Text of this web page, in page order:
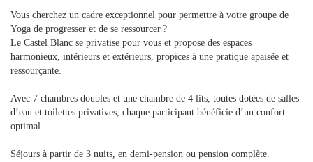
Vous cherchez un cadre exceptionnel pour permettre à votre groupe de
Yoga de progresser et de se ressourcer ?
Le Castel Blanc se privatise pour vous et propose des espaces
harmonieux, intérieurs et extérieurs, propices à une pratique apaisée et
ressourçante.
Avec 7 chambres doubles et une chambre de 4 lits, toutes dotées de salles
d’eau et toilettes privatives, chaque participant bénéficie d’un confort
optimal.
Séjours à partir de 3 nuits, en demi-pension ou pension complète.